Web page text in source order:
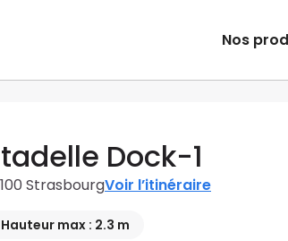
Nos
Dock-1
StrasbourgVoir l’itinéraire
Hauteur max : 2.3 m